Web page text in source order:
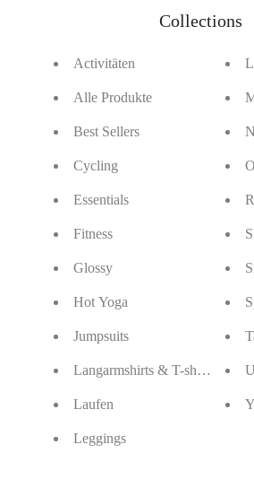
Collections
Activitäten
Alle Produkte
Best Sellers
Cycling
Essentials
Fitness
Glossy
Hot Yoga
Jumpsuits
Langarmshirts & T-shirts
Laufen
Leggings